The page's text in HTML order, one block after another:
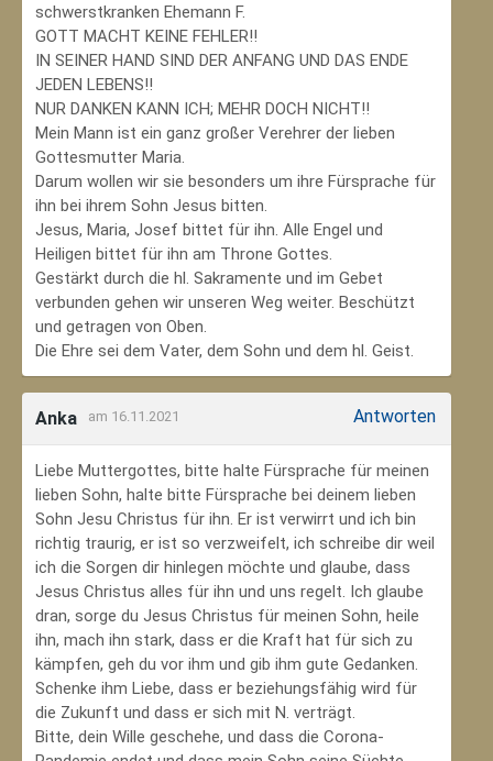
schwerstkranken Ehemann F.
GOTT MACHT KEINE FEHLER!!
IN SEINER HAND SIND DER ANFANG UND DAS ENDE
JEDEN LEBENS!!
NUR DANKEN KANN ICH; MEHR DOCH NICHT!!
Mein Mann ist ein ganz großer Verehrer der lieben
Gottesmutter Maria.
Darum wollen wir sie besonders um ihre Fürsprache für
ihn bei ihrem Sohn Jesus bitten.
Jesus, Maria, Josef bittet für ihn. Alle Engel und
Heiligen bittet für ihn am Throne Gottes.
Gestärkt durch die hl. Sakramente und im Gebet
verbunden gehen wir unseren Weg weiter. Beschützt
und getragen von Oben.
Die Ehre sei dem Vater, dem Sohn und dem hl. Geist.
Anka am 16.11.2021 Antworten
Liebe Muttergottes, bitte halte Fürsprache für meinen
lieben Sohn, halte bitte Fürsprache bei deinem lieben
Sohn Jesu Christus für ihn. Er ist verwirrt und ich bin
richtig traurig, er ist so verzweifelt, ich schreibe dir weil
ich die Sorgen dir hinlegen möchte und glaube, dass
Jesus Christus alles für ihn und uns regelt. Ich glaube
dran, sorge du Jesus Christus für meinen Sohn‚ heile
ihn, mach ihn stark, dass er die Kraft hat für sich zu
kämpfen, geh du vor ihm und gib ihm gute Gedanken.
Schenke ihm Liebe, dass er beziehungsfähig wird für
die Zukunft und dass er sich mit N. verträgt.
Bitte, dein Wille geschehe, und dass die Corona-